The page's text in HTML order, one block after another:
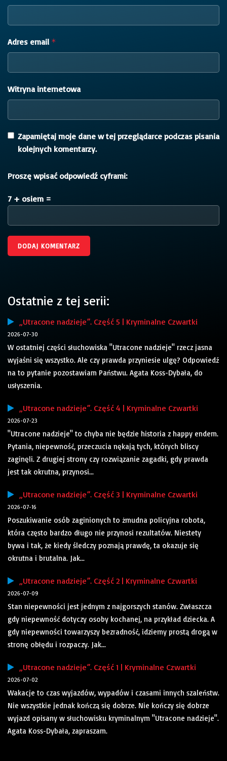
Adres email *
Witryna internetowa
Zapamiętaj moje dane w tej przeglądarce podczas pisania
kolejnych komentarzy.
Proszę wpisać odpowiedź cyframi:
7 + osiem =
Ostatnie z tej serii:
„Utracone nadzieje”. Część 5 | Kryminalne Czwartki
2026-07-30
W ostatniej części słuchowiska "Utracone nadzieje" rzecz jasna
wyjaśni się wszystko. Ale czy prawda przyniesie ulgę? Odpowiedź
na to pytanie pozostawiam Państwu. Agata Koss-Dybała, do
usłyszenia.
„Utracone nadzieje”. Część 4 | Kryminalne Czwartki
2026-07-23
"Utracone nadzieje" to chyba nie będzie historia z happy endem.
Pytania, niepewność, przeczucia nękają tych, których bliscy
zaginęli. Z drugiej strony czy rozwiązanie zagadki, gdy prawda
jest tak okrutna, przynosi...
„Utracone nadzieje”. Część 3 | Kryminalne Czwartki
2026-07-16
Poszukiwanie osób zaginionych to żmudna policyjna robota,
która często bardzo długo nie przynosi rezultatów. Niestety
bywa i tak, że kiedy śledczy poznają prawdę, ta okazuje się
okrutna i brutalna. Jak...
„Utracone nadzieje”. Część 2 | Kryminalne Czwartki
2026-07-09
Stan niepewności jest jednym z najgorszych stanów. Zwłaszcza
gdy niepewność dotyczy osoby kochanej, na przykład dziecka. A
gdy niepewności towarzyszy bezradność, idziemy prostą drogą w
stronę obłędu i rozpaczy. Jak...
„Utracone nadzieje”. Część 1 | Kryminalne Czwartki
2026-07-02
Wakacje to czas wyjazdów, wypadów i czasami innych szaleństw.
Nie wszystkie jednak kończą się dobrze. Nie kończy się dobrze
wyjazd opisany w słuchowisku kryminalnym "Utracone nadzieje".
Agata Koss-Dybała, zapraszam.